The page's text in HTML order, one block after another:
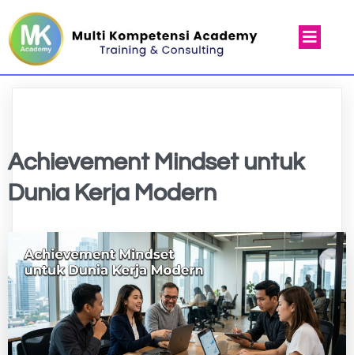
Achievement Mindset untuk
Dunia Kerja Modern